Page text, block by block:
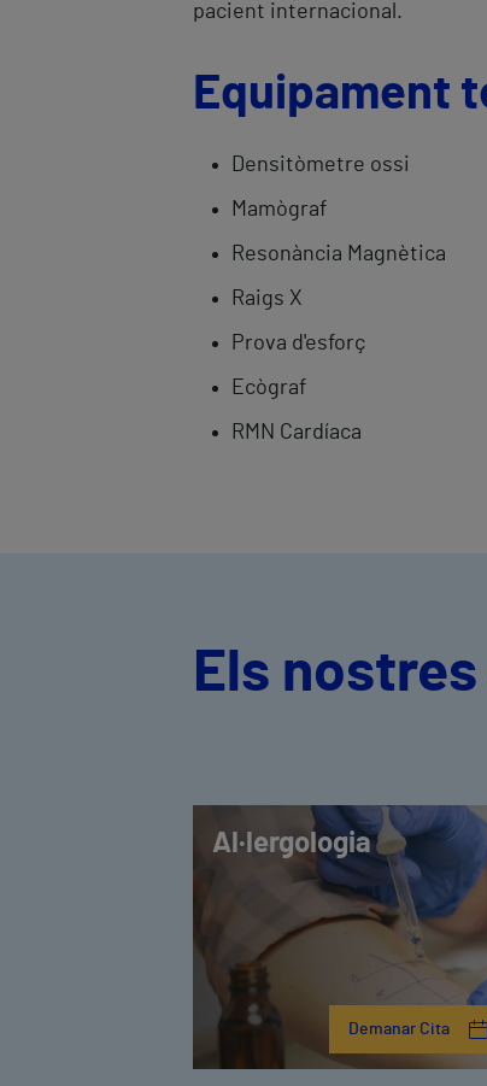
pacient internacional.
Equipament
Densitòmetre ossi
Mamògraf
Resonància Magnètica
Raigs X
Prova d'esforç
Ecògraf
RMN Cardíaca
Els
Al·lergologia
Demanar Cita